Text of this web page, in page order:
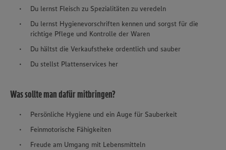
Du lernst Fleisch zu Spezialitäten zu veredeln
Du lernst Hygienevorschriften kennen und sorgst für die
richtige Pflege und Kontrolle der Waren
Du hältst die Verkaufstheke ordentlich und sauber
Du stellst Plattenservices her
Was sollte man dafür mitbringen?
Persönliche Hygiene und ein Auge für Sauberkeit
Feinmotorische Fähigkeiten
Freude am Umgang mit Lebensmitteln